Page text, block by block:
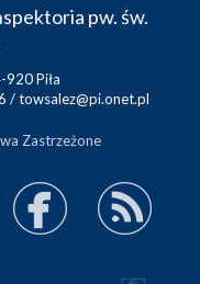
pw. św.
920 Piła
/towsalez@pi.onet.pl
Zastrzeżone